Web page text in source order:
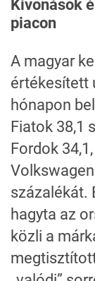
Kivonások
piacon
A magyar
értékesített
hónapon
Fiatok 38,1
Fordok
százalékát.
hagyta az
közli a